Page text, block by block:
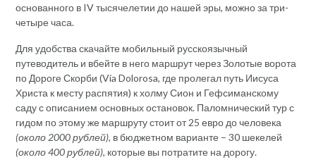
основанного в IV тысячелетии до нашей эры, можно за три-
четыре часа.
Для удобства скачайте мобильный русскоязычный
путеводитель и вбейте в него маршрут через Золотые ворота
по Дороге Скорби (Via Dolorosa, где пролегал путь Иисуса
Христа к месту распятия) к холму Сион и Гефсиманскому
саду с описанием основных остановок. Паломнический тур с
гидом по этому же маршруту стоит от 25 евро до человека
(около 2000 рублей), в бюджетном варианте – 30 шекелей
(около 400 рублей), которые вы потратите на дорогу.